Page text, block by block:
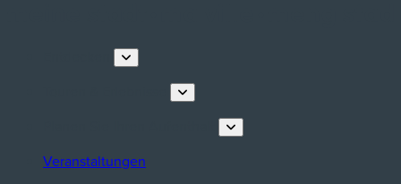
Veranstaltungen